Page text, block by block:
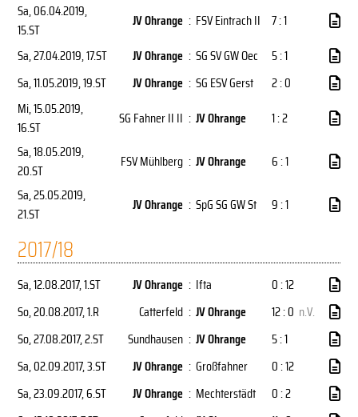
Sa, 06.04.2019,
15.ST
JV Ohrange : FSV Eintrach II 7 : 1
Sa, 27.04.2019, 17.ST JV Ohrange : SG SV GW Oec
5 : 1
Sa, 11.05.2019, 19.ST JV Ohrange : SG ESV Gerst
2 : 0
Mi, 15.05.2019,
16.ST
SG Fahner II II : JV Ohrange
1 : 2
Sa, 18.05.2019,
20.ST
FSV Mühlberg : JV Ohrange
6 : 1
Sa, 25.05.2019,
21.ST
JV Ohrange : SpG SG GW St 9 : 1
2017/18
Sa, 12.08.2017, 1.ST JV Ohrange : Ifta
0 : 12
So, 20.08.2017, 1.R Catterfeld : JV Ohrange 12 : 0 n.V.
So, 27.08.2017, 2.ST Sundhausen : JV Ohrange
5 : 1
Sa, 02.09.2017, 3.ST JV Ohrange : Großfahner
0 : 12
Sa, 23.09.2017, 6.ST JV Ohrange : Mechterstädt
0 : 2